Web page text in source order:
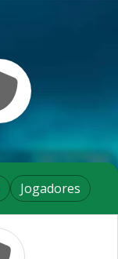
Jogadores